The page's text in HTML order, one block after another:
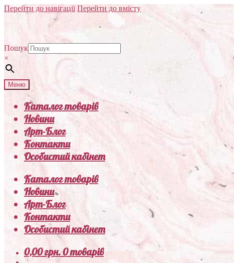
Перейти до навігації Перейти до вмісту
Пошук
×
Меню
Каталог товарів
Новини
Арт-Блог
Контакти
Особистий кабінет
Каталог товарів
Новини
Арт-Блог
Контакти
Особистий кабінет
0,00грн.0 товарів